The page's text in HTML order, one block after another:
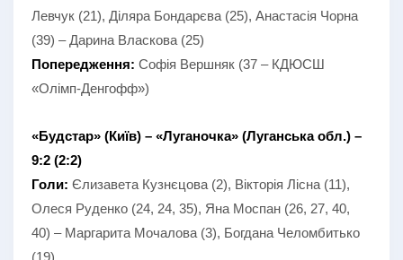
Левчук (21), Діляра Бондарєва (25), Анастасія Чорна
(39) – Дарина Власкова (25)
Попередження: Софія Вершняк (37 – КДЮСШ
«Олімп-Денгофф»)
«Будстар» (Київ) – «Луганочка» (Луганська обл.) –
9:2 (2:2)
Голи: Єлизавета Кузнєцова (2), Вікторія Лісна (11),
Олеся Руденко (24, 24, 35), Яна Моспан (26, 27, 40,
40) – Маргарита Мочалова (3), Богдана Челомбитько
(19)